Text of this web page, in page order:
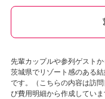
先輩カップルや参列ゲスト
茨城県でリゾート感のある
です。（こちらの内容は訪
び費用明細から作成していま